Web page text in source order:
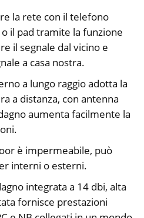
la rete con il telefono
il pad tramite la funzione
il segnale dal vicino e
a casa nostra.
a lungo raggio adotta la
a distanza, con antenna
aumenta facilmente la
è impermeabile, può
interni o esterni.
integrata a 14 dbi, alta
fornisce prestazioni